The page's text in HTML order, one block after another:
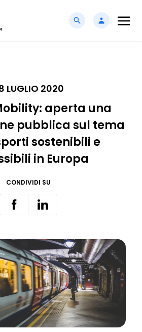
LUGLIO 2020
aperta una
pubblica sul tema
sostenibili e
in Europa
CONDIVIDI SU